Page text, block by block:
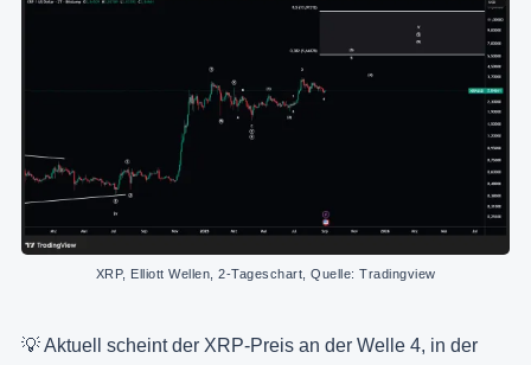
XRP, Elliott Wellen, 2-Tageschart, Quelle: Tradingview
💡 Aktuell scheint der XRP-Preis an der Welle 4, in der